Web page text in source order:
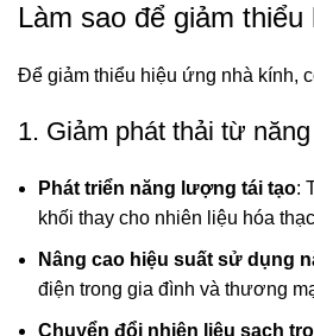
Làm sao để giảm
Để giảm thiểu hiệu ứng nhà kính,
1. Giảm phát thải từ
Phát triển năng lượng tái tạo:
khối thay cho nhiên liệu hóa
Nâng cao hiệu suất sử dụng
điện trong gia đình và thương
Chuyển đổi nhiên liệu sạch